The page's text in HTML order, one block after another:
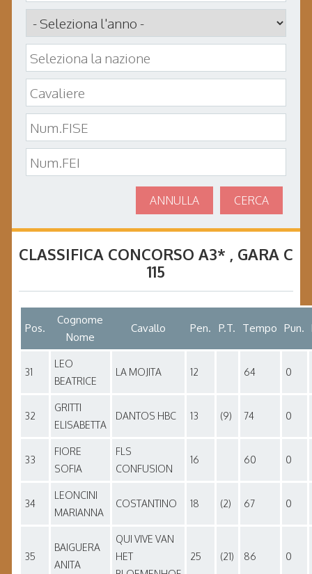
CERCA
ANNULLA
CLASSIFICA CONCORSO A3* , GARA C
115
Pos.
Cognome
Nome
Cavallo Pen. P.T. Tempo Pun.
31
LEO
BEATRICE
LA MOJITA 12 64 0
32
GRITTI
ELISABETTA
DANTOS HBC 13 (9) 74 0
33
FIORE
SOFIA
FLS
CONFUSION
16 60 0
34
LEONCINI
MARIANNA
COSTANTINO 18 (2) 67 0
35
BAIGUERA
ANITA
QUI VIVE VAN
HET
25 (21) 86 0